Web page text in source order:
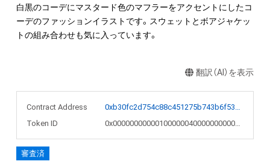
白黒のコーデにマスタード色のマフラーをアクセントにしたコ
ーデのファッションイラストです。スウェットとボアジャケッ
トの組み合わせも気に入っています。
翻訳（AI）を表示
Contract Address
0xb30fc2d754c88c451275b743b6f530f19f643683
Token ID
0x000000000001000000400000000007b7
審査済